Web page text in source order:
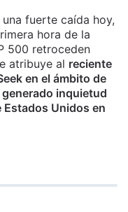
fuerte caída hoy,
hora de la
500 retroceden
atribuye al reciente
en el ámbito de
inquietud
Unidos en